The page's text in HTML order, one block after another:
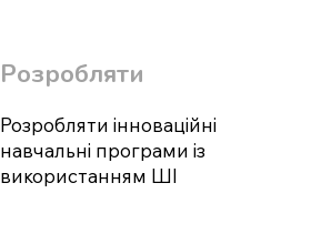
Розробляти
Розробляти інноваційні
навчальні програми із
використанням ШІ